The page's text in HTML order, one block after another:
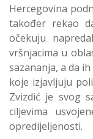
Hercegovina
također rekao
očekuju
vršnjacima u
sazananja, a da
koje izjavljuju
Zvizdić je svog
ciljevima
opredijeljenosti.